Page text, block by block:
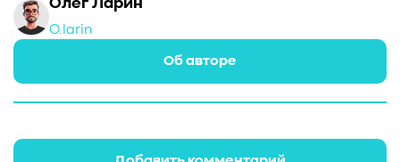
Олег Ларин
O.larin
Об авторе